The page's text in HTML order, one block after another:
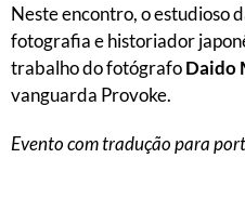
Neste encontro, o estudioso
fotografia e historiador
trabalho do fotógrafoDaido
vanguarda Provoke.
Evento com tradução para